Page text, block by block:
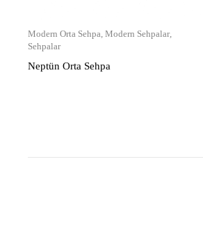
Modern Orta Sehpa, Modern Sehpalar,
Sehpalar
Neptün Orta Sehpa